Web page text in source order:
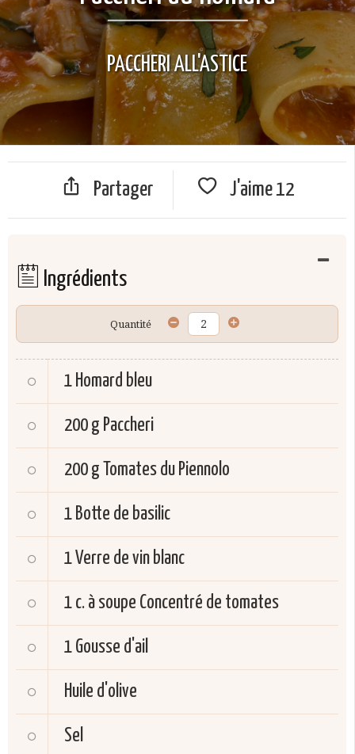
PACCHERI ALL'ASTICE
Partager J'aime12
Ingrédients
Quantité
1 Homard bleu
200 g Paccheri
200 g Tomates du Piennolo
1 Botte de basilic
1Verre de vin blanc
1 c. à soupe Concentré de tomates
1 Gousse d'ail
Huile d'olive
Sel